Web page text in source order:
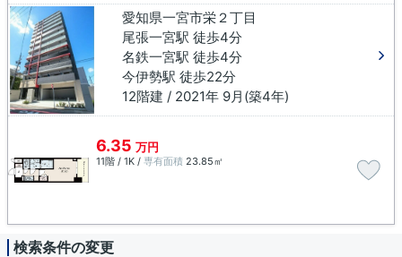
愛知県一宮市栄２丁目
尾張一宮駅 徒歩4分
名鉄一宮駅 徒歩4分
今伊勢駅 徒歩22分
12階建 / 2021年 9月(築4年)
6.35 万円
11階 / 1K / 専有面積 23.85㎡
検索条件の変更